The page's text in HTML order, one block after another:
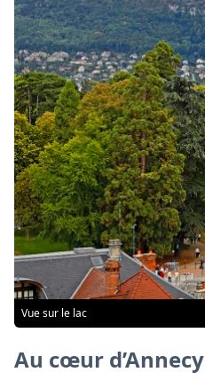
Vue sur le lac
Au cœur d’Annecy